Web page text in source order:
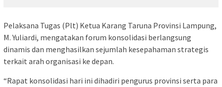
Pelaksana Tugas (Plt) Ketua Karang Taruna Provinsi Lampung,
M. Yuliardi, mengatakan forum konsolidasi berlangsung
dinamis dan menghasilkan sejumlah kesepahaman strategis
terkait arah organisasi ke depan.
“Rapat konsolidasi hari ini dihadiri pengurus provinsi serta para